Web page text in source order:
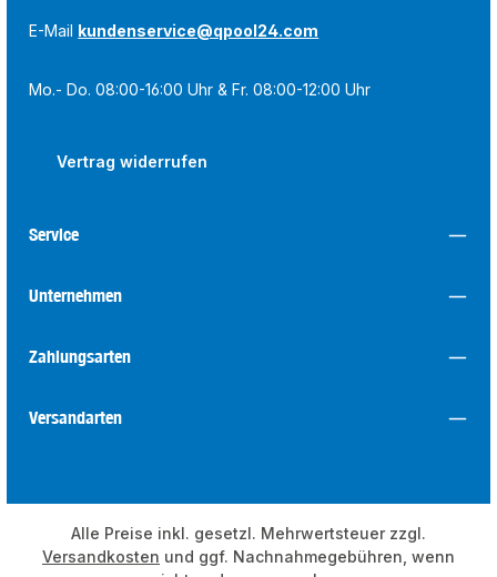
E-Mail kundenservice@qpool24.com
Mo.- Do. 08:00-16:00 Uhr & Fr. 08:00-12:00 Uhr
Vertrag widerrufen
Service
Unternehmen
Zahlungsarten
Versandarten
Alle Preise inkl. gesetzl. Mehrwertsteuer zzgl.
Versandkosten und ggf. Nachnahmegebühren, wenn